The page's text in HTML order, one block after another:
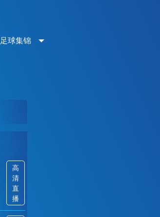
足球集锦
高
清
直
播